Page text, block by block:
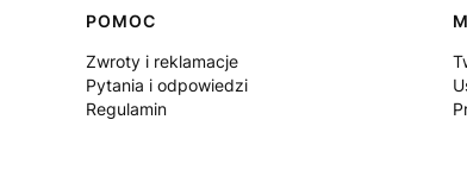
Linki w stopce
POMOC
Zwroty i reklamacje
Pytania i odpowiedzi
Regulamin